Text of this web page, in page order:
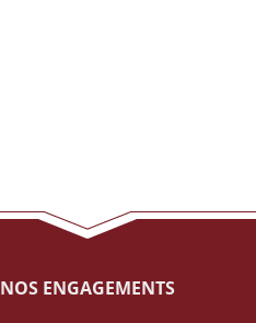
NOS ENGAGEMENTS